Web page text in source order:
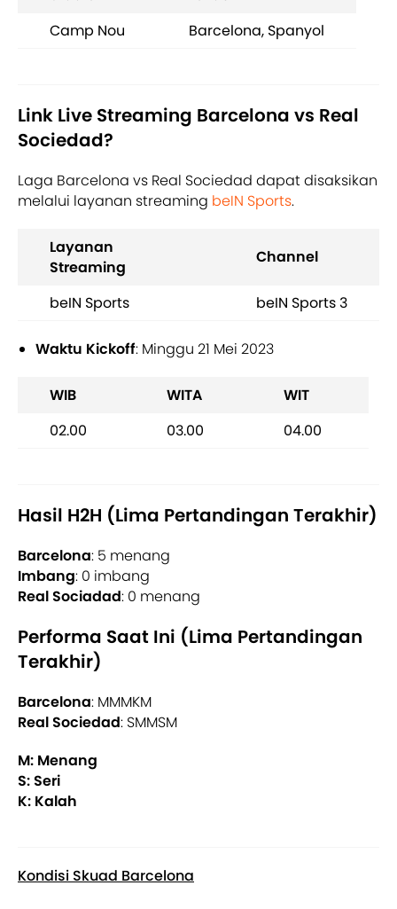
Camp Nou
Barcelona, Spanyol
Link Live Streaming Barcelona vs Real
Sociedad?
Laga Barcelona vs Real Sociedad dapat disaksikan
melalui layanan streaming beIN Sports.
Layanan
Streaming
Channel
beIN Sports beIN Sports 3
Waktu Kickoff: Minggu 21 Mei 2023
WIB WITA
WIT
02.00
03.00 04.00
Hasil H2H (Lima Pertandingan Terakhir)
Barcelona: 5 menang
Imbang: 0 imbang
Real Sociadad: 0 menang
Performa Saat Ini (Lima Pertandingan
Terakhir)
Barcelona: MMMKM
Real Sociedad: SMMSM
M: Menang
S: Seri
K: Kalah
Kondisi Skuad Barcelona